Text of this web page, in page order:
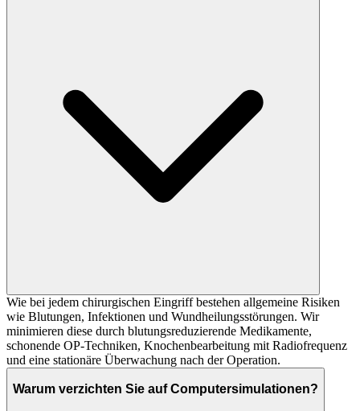
Wie bei jedem chirurgischen Eingriff bestehen allgemeine Risiken
wie Blutungen, Infektionen und Wundheilungsstörungen. Wir
minimieren diese durch blutungsreduzierende Medikamente,
schonende OP-Techniken, Knochenbearbeitung mit Radiofrequenz
und eine stationäre Überwachung nach der Operation.
Warum verzichten Sie auf Computersimulationen?